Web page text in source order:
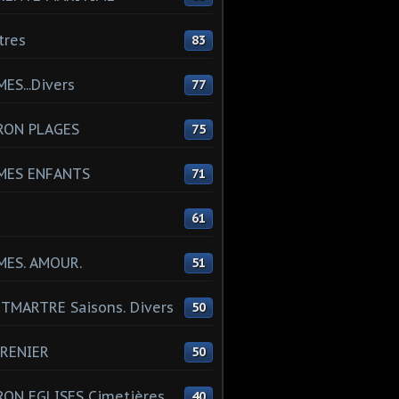
83
77
PLAGES 75
ENFANTS 71
61
AMOUR. 51
Saisons. Divers 50
50